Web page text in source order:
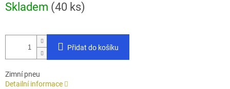
cena:
Skladem (40 ks)
Přidat do košíku
Zimní pneu
Detailní informace